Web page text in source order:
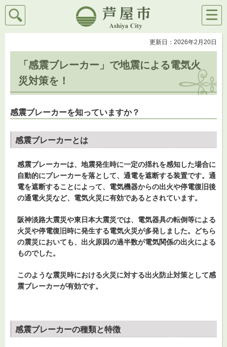
芦屋市
検索
メニ
ュー
更新日：2026年2月20日
「感震ブレーカー」で地震による電気火
災対策を！
感震ブレーカーを知っていますか？
感震ブレーカーとは
感震ブレーカーは、地震発生時に一定の揺れを感知した場合に
自動的にブレーカーを落として、通電を遮断する装置です。通
電を遮断することによって、電気機器からの出火や停電復旧後
の通電火災など、電気火災に有効であるとされています。
阪神淡路大震災や東日本大震災では、電気器具の転倒等による
火災や停電復旧時に発生する電気火災が多発しました。どちら
の震災においても、出火原因の過半数が電気関係の出火による
ものでした。
このような震災時における火災に対する出火防止対策として感
震ブレーカーが有効です。
感震ブレーカーの種類と特徴